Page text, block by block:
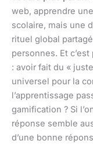
web, apprendre
scolaire, mais une
rituel global
personnes. Et
: avoir fait du «
universel pour la
l’apprentissage
gamification ? Si
réponse semble
d’une bonne